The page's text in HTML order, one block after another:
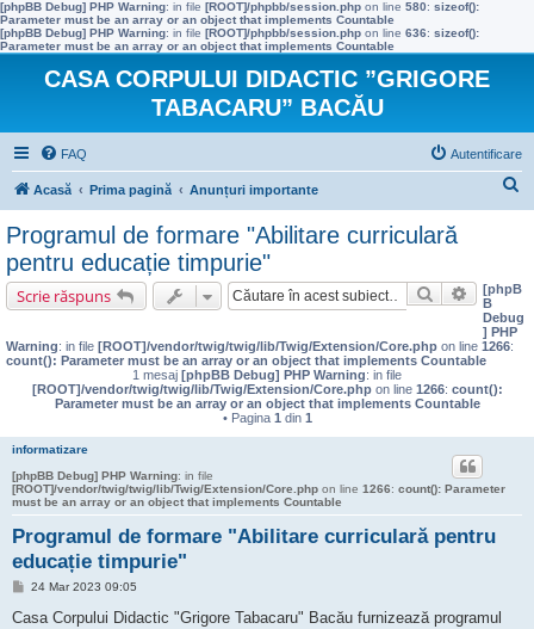
[phpBB Debug] PHP Warning: in file [ROOT]/phpbb/session.php on line 580: sizeof():
Parameter must be an array or an object that implements Countable
[phpBB Debug] PHP Warning: in file [ROOT]/phpbb/session.php on line 636: sizeof():
Parameter must be an array or an object that implements Countable
CASA CORPULUI DIDACTIC ”GRIGORE
TABACARU” BACĂU
FAQ Autentificare
Acasă Prima pagină Anunțuri importante
Programul de formare "Abilitare curriculară
pentru educație timpurie"
Scrie răspuns Căutare[phpB
B
Debug
] PHP
Warning: in file [ROOT]/vendor/twig/twig/lib/Twig/Extension/Core.php on line 1266:
count(): Parameter must be an array or an object that implements Countable
1 mesaj [phpBB Debug] PHP Warning: in file
[ROOT]/vendor/twig/twig/lib/Twig/Extension/Core.phpon line 1266: count():
Parameter must be an array or an object that implements Countable
• Pagina 1 din 1
informatizare
[phpBB Debug] PHP Warning: in file
[ROOT]/vendor/twig/twig/lib/Twig/Extension/Core.php on line 1266: count(): Parameter
must be an array or an object that implements Countable
Programul de formare "Abilitare curriculară pentru
educație timpurie"
M
s
24 Mar 2023 09:05
Casa Corpului Didactic "Grigore Tabacaru" Bacău furnizează programul